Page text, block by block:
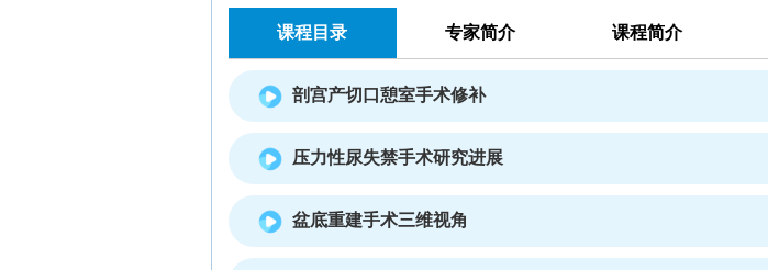
课程目录 专家简介 课程简介
剖宫产切口憩室手术修补
压力性尿失禁手术研究进展
盆底重建手术三维视角